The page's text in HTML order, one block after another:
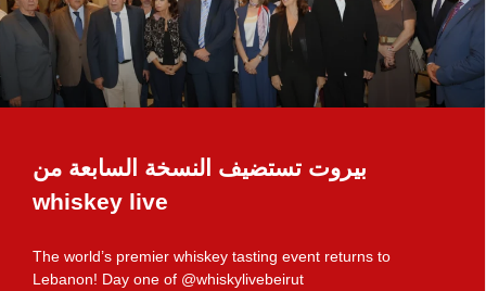
بيروت تستضيف النسخة السابعة من
whiskey live
The world’s premier whiskey tasting event returns to
Lebanon! Day one of @whiskylivebeirut